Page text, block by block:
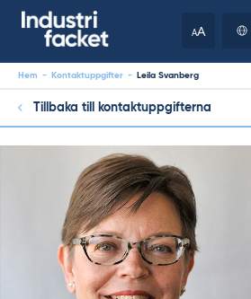
AA
Hem - Kontaktuppgifter - Leila Svanberg
Tillbaka till kontaktuppgifterna